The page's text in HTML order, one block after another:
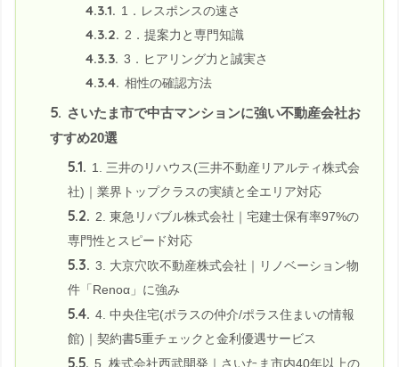
4.3.1. 1．レスポンスの速さ
4.3.2. 2．提案力と専門知識
4.3.3. 3．ヒアリング力と誠実さ
4.3.4. 相性の確認方法
5. さいたま市で中古マンションに強い不動産会社お
すすめ20選
5.1. 1. 三井のリハウス(三井不動産リアルティ株式会
社)｜業界トップクラスの実績と全エリア対応
5.2. 2. 東急リバブル株式会社｜宅建士保有率97%の
専門性とスピード対応
5.3. 3. 大京穴吹不動産株式会社｜リノベーション物
件「Renoα」に強み
5.4. 4. 中央住宅(ポラスの仲介/ポラス住まいの情報
館)｜契約書5重チェックと金利優遇サービス
5.5. 5. 株式会社西武開発｜さいたま市内40年以上の